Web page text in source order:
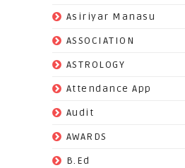
Asiriyar Manasu
ASSOCIATION
ASTROLOGY
Attendance App
Audit
AWARDS
B.Ed